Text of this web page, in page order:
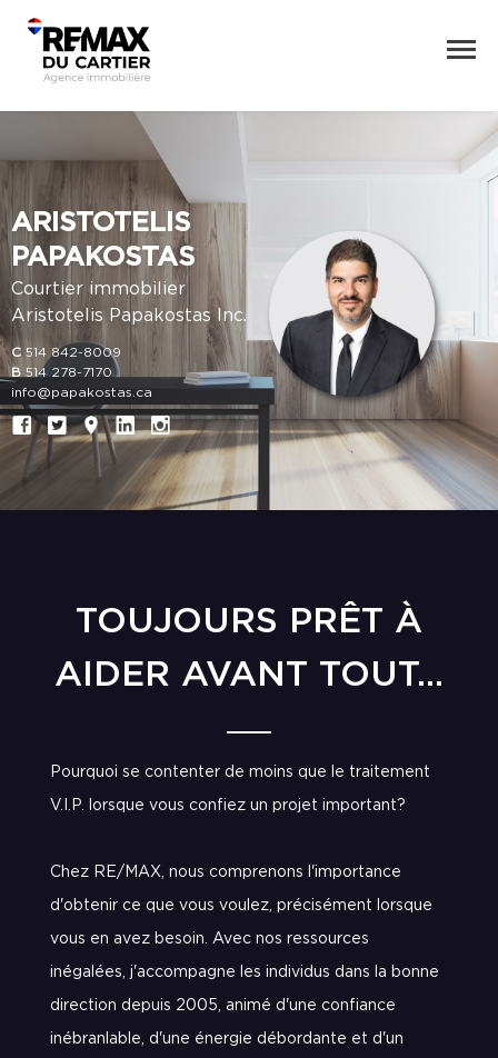
ARISTOTELIS
PAPAKOSTAS
Courtier immobilier
Aristotelis Papakostas Inc.
C 514 842-8009
B 514 278-7170
info@papakostas.ca
TOUJOURS PRÊT À
AIDER AVANT TOUT...
Pourquoi se contenter de moins que le traitement
V.I.P. lorsque vous confiez un projet important?
Chez RE/MAX, nous comprenons l'importance
d'obtenir ce que vous voulez, précisément lorsque
vous en avez besoin. Avec nos ressources
inégalées, j'accompagne les individus dans la bonne
direction depuis 2005, animé d'une confiance
inébranlable, d'une énergie débordante et d'un